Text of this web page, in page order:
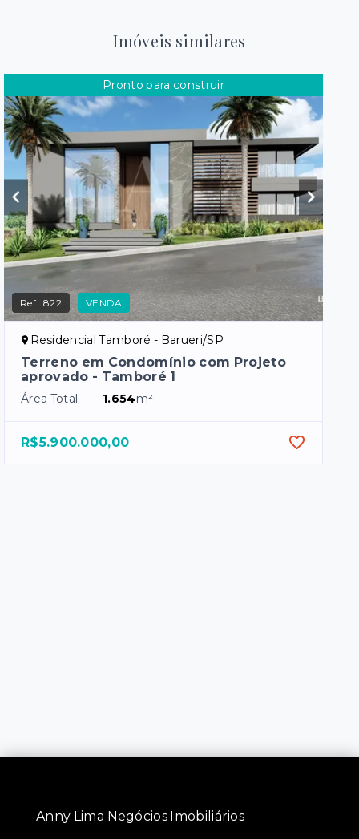
Imóveis similares
Pronto para construir
Ref.:822 VENDA
Residencial Tamboré - Barueri/SP
Terreno em Condomínio com Projeto
aprovado - Tamboré 1
Área Total 1.654m²
R$5.900.000,00
Anny Lima Negócios Imobiliários